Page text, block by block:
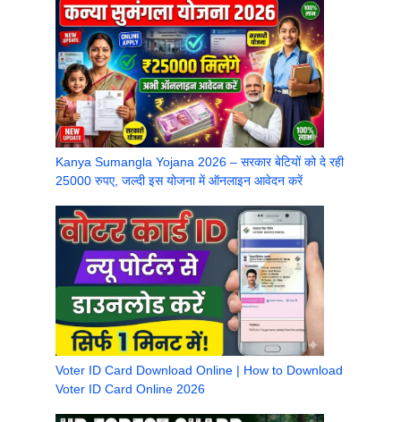
Kanya Sumangla Yojana 2026 – सरकार बेटियों को दे रही
25000 रुपए, जल्दी इस योजना में ऑनलाइन आवेदन करें
Voter ID Card Download Online | How to Download
Voter ID Card Online 2026